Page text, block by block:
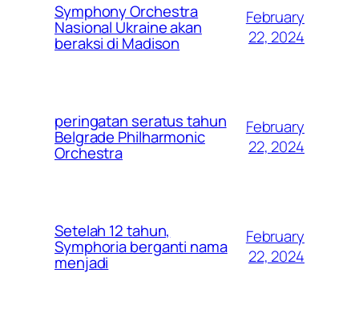
Symphony Orchestra
Nasional Ukraine akan
beraksi di Madison
February
22, 2024
peringatan seratus tahun
Belgrade Philharmonic
Orchestra
February
22, 2024
Setelah 12 tahun,
Symphoria berganti nama
menjadi
February
22, 2024